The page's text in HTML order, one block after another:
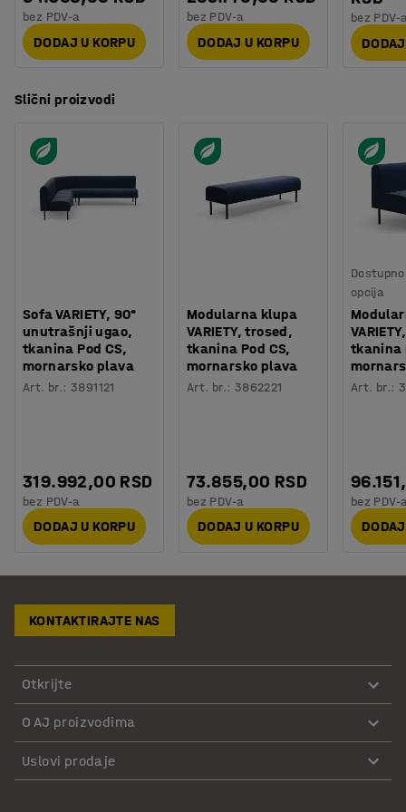
kako bi se dobio potpuno jedinstven prostor za sedenje.
Kvalitet & eko oznaka
Möbelfakta 120251201
bez PDV-a
DODAJ U KORPU
bez PDV-a
DODAJ U KORPU
bez PDV-
Slični proizvodi
Sofa VARIETY, 90°
unutrašnji ugao,
tkanina Pod CS,
mornarsko plava
Art. br.:3891121
319.992,00 RSD
bez PDV-a
DODAJ U KORPU
Modularna klupa
VARIETY, trosed,
tkanina Pod CS,
mornarsko plava
Art. br.: 3862221
73.855,00 RSD
bez PDV-a
DODAJ U KORPU
opcija
tkanina
Art. br.:
bez PDV-
KONTAKTIRAJTE NAS
Otkrijte
O AJ proizvodima
Uslovi prodaje